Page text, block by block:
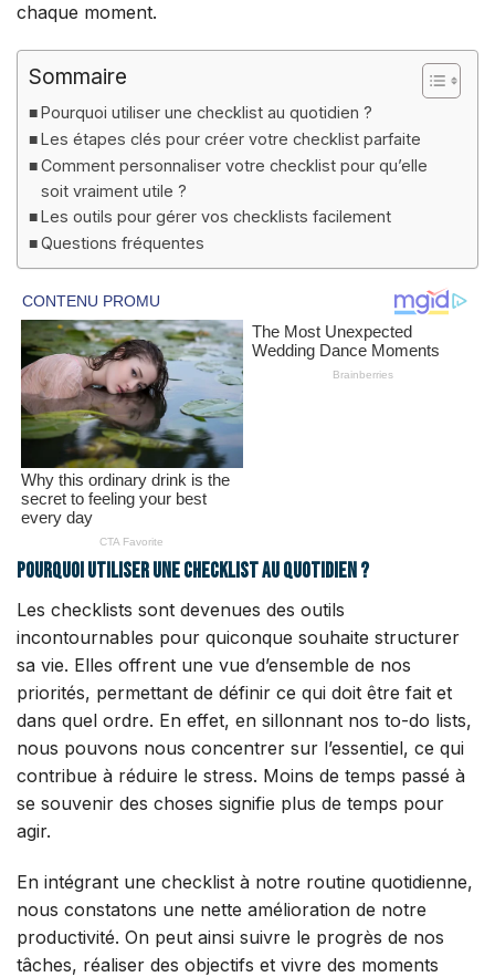
chaque moment.
Sommaire
Pourquoi utiliser une checklist au quotidien ?
Les étapes clés pour créer votre checklist parfaite
Comment personnaliser votre checklist pour qu’elle
soit vraiment utile ?
Les outils pour gérer vos checklists facilement
Questions fréquentes
Pourquoi utiliser une checklist au quotidien ?
Les checklists sont devenues des outils
incontournables pour quiconque souhaite structurer
sa vie. Elles offrent une vue d’ensemble de nos
priorités, permettant de définir ce qui doit être fait et
dans quel ordre. En effet, en sillonnant nos to-do lists,
nous pouvons nous concentrer sur l’essentiel, ce qui
contribue à réduire le stress. Moins de temps passé à
se souvenir des choses signifie plus de temps pour
agir.
En intégrant une checklist à notre routine quotidienne,
nous constatons une nette amélioration de notre
productivité. On peut ainsi suivre le progrès de nos
tâches, réaliser des objectifs et vivre des moments